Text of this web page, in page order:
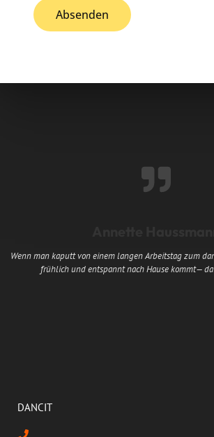
Absenden
Wenn man kaputt von einem langen Arbeitstag zum
frühlich und entspannt nach Hause kommt—
DANCIT